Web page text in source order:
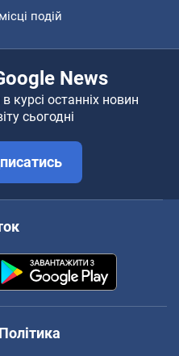
місці подій
News
курсі останніх новин
сьогодні
Політика